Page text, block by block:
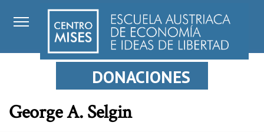
DONACIONES
George A. Selgin